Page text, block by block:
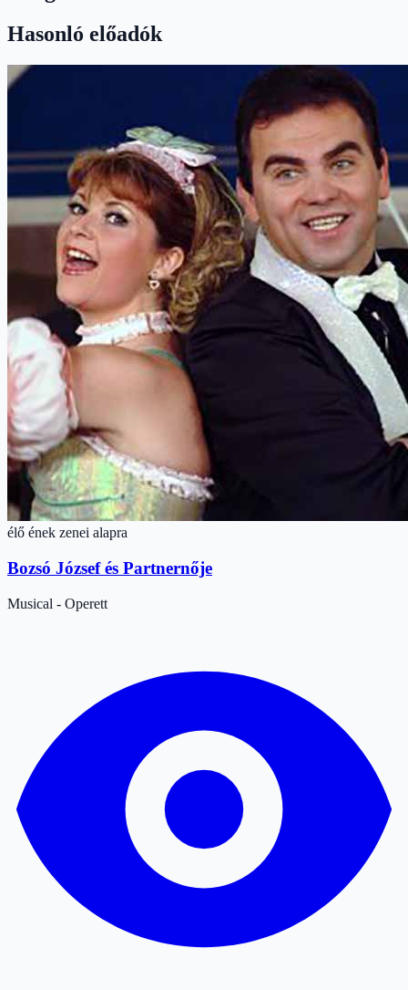
Hasonló előadók
élő ének zenei alapra
Bozsó József és Partnernője
Musical - Operett